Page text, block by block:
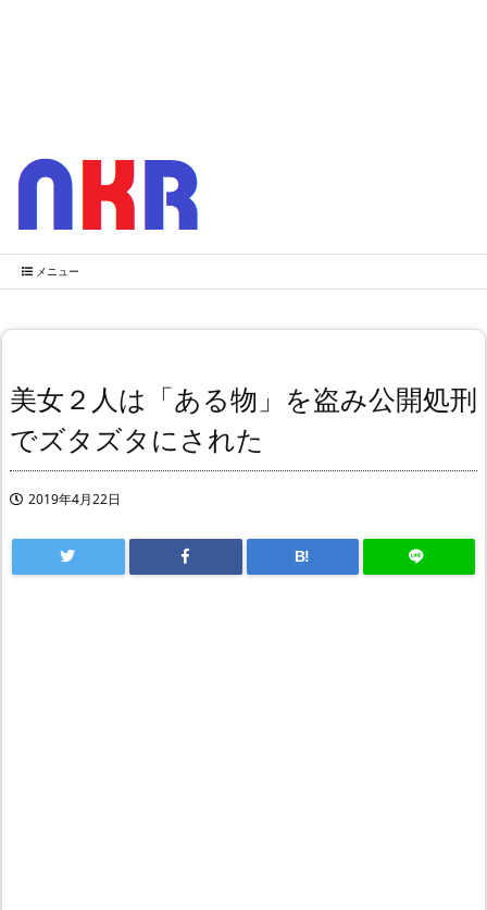
メニュー
美女２人は「ある物」を盗み公開処刑
でズタズタにされた
2019年4月22日
B!